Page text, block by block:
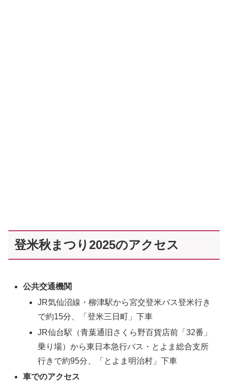
登米秋まつり2025のアクセス
公共交通機関
JR気仙沼線・柳津駅から宮交登米バス登米行き
で約15分、「登米三日町」下車
JR仙台駅（青葉通旧さくら野百貨店前「32番」
乗り場）から東日本急行バス・とよま総合支所
行きで約95分、「とよま明治村」下車
車でのアクセス